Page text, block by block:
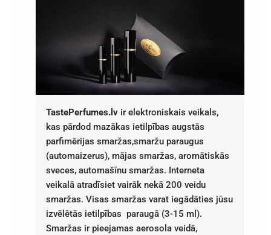
TastePerfumes.lv ir elektroniskais veikals,
kas pārdod mazākas ietilpības augstās
parfimērijas smaržas,smaržu paraugus
(automaizerus), mājas smaržas, aromātiskās
sveces, automašīnu smaržas. Interneta
veikalā atradīsiet vairāk nekā 200 veidu
smaržas. Visas smaržas varat iegādāties jūsu
izvēlētās ietilpības paraugā (3-15 ml).
Smaržas ir pieejamas aerosola veidā,